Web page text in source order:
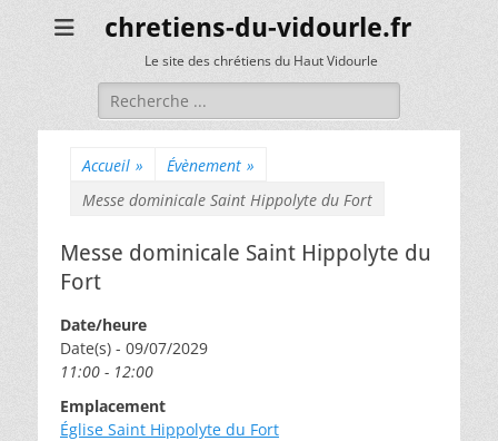
chretiens-du-vidourle.fr
Le site des chrétiens du Haut Vidourle
Rechercher :
Accueil » Évènement »
Messe dominicale Saint Hippolyte du Fort
Messe dominicale Saint Hippolyte du
Fort
Date/heure
Date(s) - 09/07/2029
11:00 - 12:00
Emplacement
Église Saint Hippolyte du Fort